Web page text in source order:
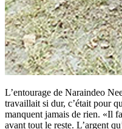
L’entourage de Naraindeo
travaillait si dur, c’était pour
manquent jamais de rien. «Il
avant tout le reste. L’argent